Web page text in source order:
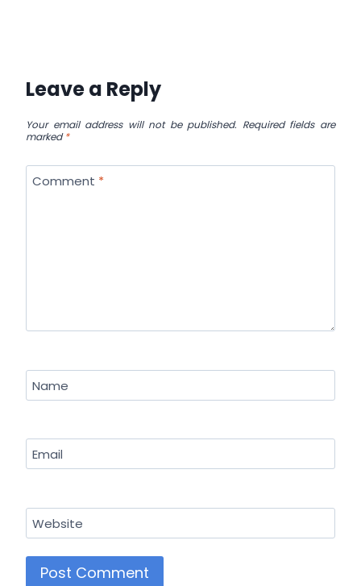
Leave a Reply
Your email address will not be published. Required fields are
marked*
Comment *
Name
Email
Website